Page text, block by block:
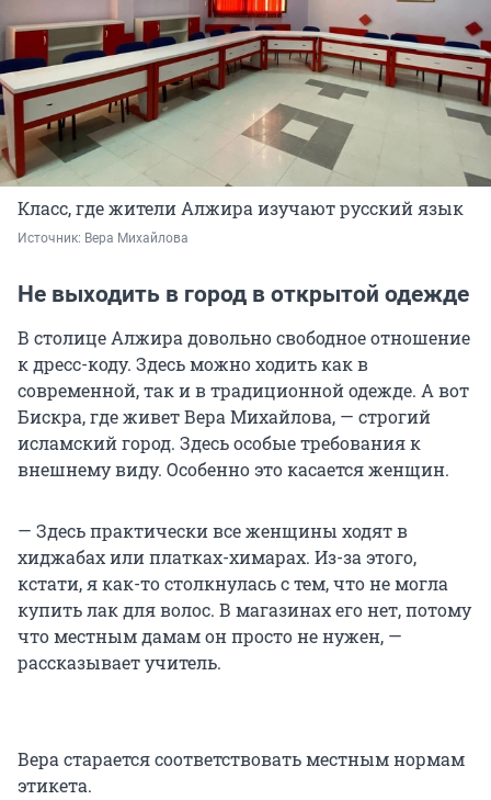
Класс, где жители Алжира изучают русский язык
Источник: Вера Михайлова
Не выходить в город в открытой одежде
В столице Алжира довольно свободное отношение
к дресс-коду. Здесь можно ходить как в
современной, так и в традиционной одежде. А вот
Бискра, где живет Вера Михайлова, — строгий
исламский город. Здесь особые требования к
внешнему виду. Особенно это касается женщин.
— Здесь практически все женщины ходят в
хиджабах или платках-химарах. Из-за этого,
кстати, я как-то столкнулась с тем, что не могла
купить лак для волос. В магазинах его нет, потому
что местным дамам он просто не нужен, —
рассказывает учитель.
Вера старается соответствовать местным нормам
этикета.